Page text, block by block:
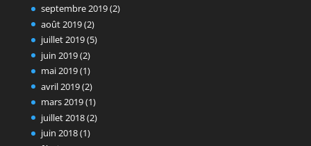
septembre 2019(2)
août 2019(2)
juillet 2019(5)
juin 2019(2)
mai 2019(1)
avril 2019(2)
mars 2019(1)
juillet 2018(2)
juin 2018(1)